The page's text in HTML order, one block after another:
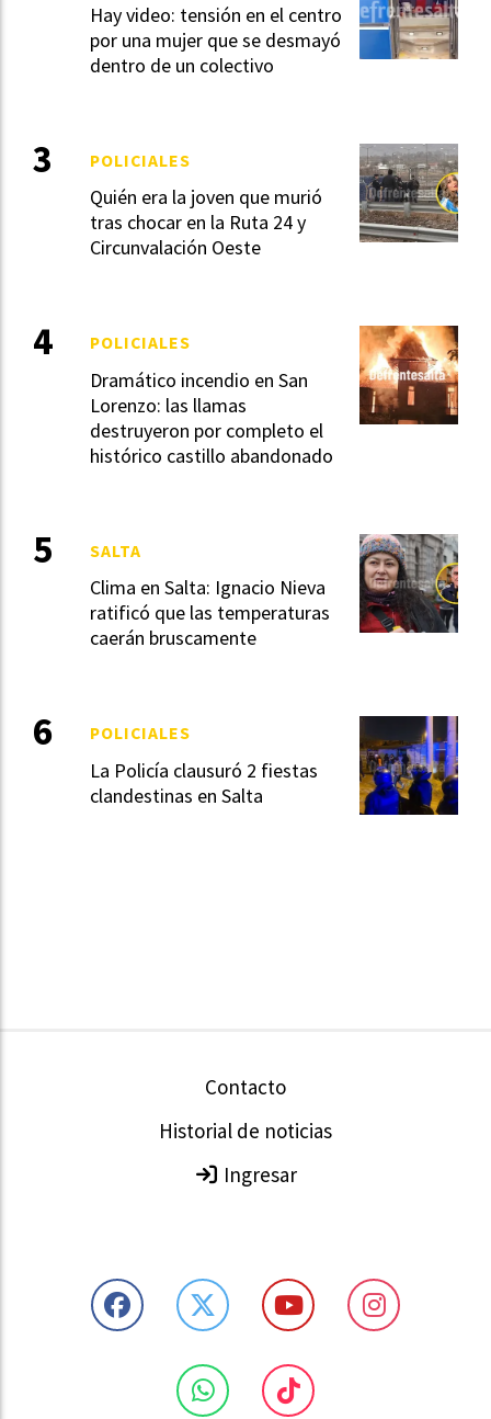
Hay video: tensión en el centro
por una mujer que se desmayó
dentro de un colectivo
Quién era la joven que murió
tras chocar en la Ruta 24 y
Circunvalación Oeste
POLICIALES
Dramático incendio en San
Lorenzo: las llamas
destruyeron por completo el
histórico castillo abandonado
POLICIALES
Clima en Salta: Ignacio Nieva
ratificó que las temperaturas
caerán bruscamente
SALTA
La Policía clausuró 2 fiestas
clandestinas en Salta
POLICIALES
Contacto
Historial de noticias
Ingresar